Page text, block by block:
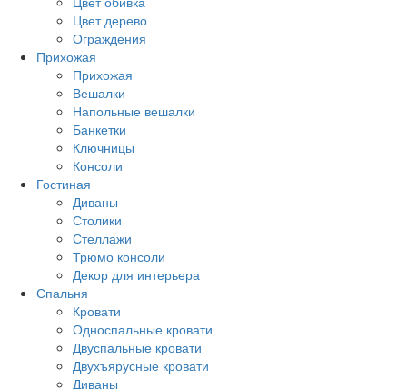
Цвет дерево
Ограждения
Прихожая
Прихожая
Вешалки
Напольные вешалки
Банкетки
Ключницы
Консоли
Гостиная
Диваны
Столики
Стеллажи
Трюмо консоли
Декор для интерьера
Спальня
Кровати
Односпальные кровати
Двуспальные кровати
Двухъярусные кровати
Диваны